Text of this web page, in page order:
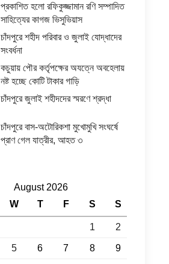
প্রকাশিত হলো রফিকুজ্জামান রণি সম্পাদিত
সাহিত্যের কাগজ ভিসুভিয়াস
চাঁদপুরে শহীদ পরিবার ও জুলাই যোদ্ধাদের
সংবর্ধনা
কচুয়ায় পৌর কর্তৃপক্ষের অযত্নে অবহেলায়
নষ্ট হচ্ছে কোটি টাকার গাড়ি
চাঁদপুরে জুলাই শহীদদের স্মরণে শ্রদ্ধা
চাঁদপুরে বাস-অটোরিকশা মুখোমুখি সংঘর্ষে
প্রাণ গেল যাত্রীর, আহত ৩
August 2026
W T F S S
1 2
5 6 7 8 9